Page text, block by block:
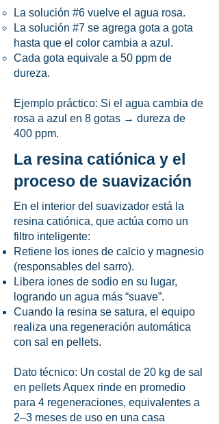
La solución #6 vuelve el agua rosa.
La solución #7 se agrega gota a gota
hasta que el color cambia a azul.
Cada gota equivale a 50 ppm de
dureza.
Ejemplo práctico: Si el agua cambia de
rosa a azul en 8 gotas → dureza de
400 ppm.
La resina catiónica y el
proceso de suavización
En el interior del suavizador está la
resina catiónica, que actúa como un
filtro inteligente:
Retiene los iones de calcio y magnesio
(responsables del sarro).
Libera iones de sodio en su lugar,
logrando un agua más “suave”.
Cuando la resina se satura, el equipo
realiza una regeneración automática
con sal en pellets.
Dato técnico: Un costal de 20 kg de sal
en pellets Aquex rinde en promedio
para 4 regeneraciones, equivalentes a
2–3 meses de uso en una casa